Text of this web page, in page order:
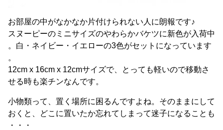
お部屋の中がなかなか片付けられない人に朗報です♪
スヌーピーのミニサイズのやわらかバケツに新色が入荷中
。白・ネイビー・イエローの3色がセットになっています
。
12cm x 16cm x 12cmサイズで、とっても軽いので移動さ
せる時も楽チンなんです。
小物類って、置く場所に困るんですよね。そのままにして
おくと、どこに置いたか忘れてしまって迷子になることも
・・・